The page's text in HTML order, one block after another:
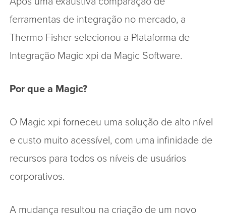
ferramentas de integração no mercado, a
Thermo Fisher selecionou a Plataforma de
Integração Magic xpi da Magic Software.
Por que a Magic?
O Magic xpi forneceu uma solução de alto nível
e custo muito acessível, com uma infinidade de
recursos para todos os níveis de usuários
corporativos.
A mudança resultou na criação de um novo